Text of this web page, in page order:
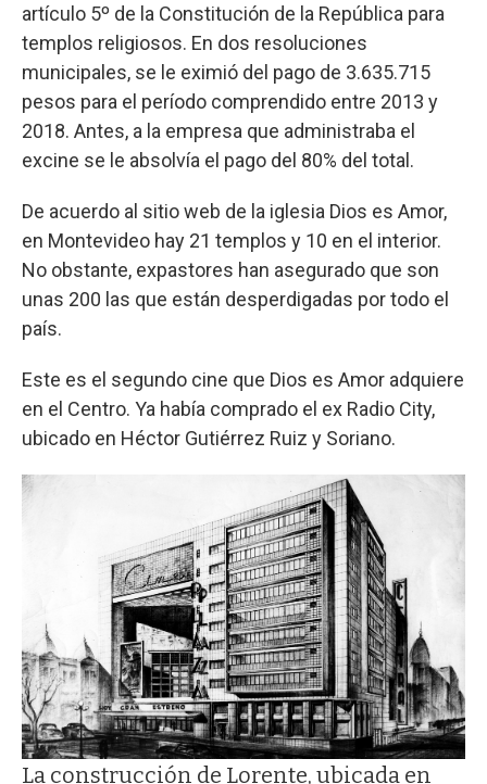
artículo 5º de la Constitución de la República para
templos religiosos. En dos resoluciones
municipales, se le eximió del pago de 3.635.715
pesos para el período comprendido entre 2013 y
2018. Antes, a la empresa que administraba el
excine se le absolvía el pago del 80% del total.
De acuerdo al sitio web de la iglesia Dios es Amor,
en Montevideo hay 21 templos y 10 en el interior.
No obstante, expastores han asegurado que son
unas 200 las que están desperdigadas por todo el
país.
Este es el segundo cine que Dios es Amor adquiere
en el Centro. Ya había comprado el ex Radio City,
ubicado en Héctor Gutiérrez Ruiz y Soriano.
La construcción de Lorente, ubicada en